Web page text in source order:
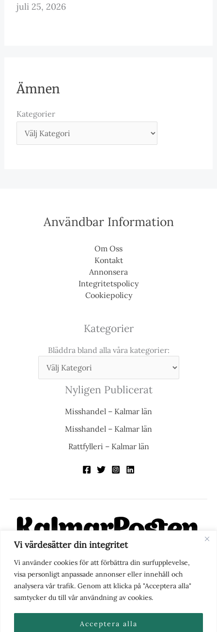
Vi värdesätter din integritet
Vi använder cookies för att förbättra din surfupplevelse,
visa personligt anpassade annonser eller innehåll och
analysera vår trafik. Genom att klicka på "Acceptera alla"
samtycker du till vår användning av cookies.
Acceptera alla
juli 25, 2026
Ämnen
Kategorier
Användbar Information
Om Oss
Kontakt
Annonsera
Integritetspolicy
Cookiepolicy
Kategorier
Bläddra bland alla våra kategorier:
Nyligen Publicerat
Misshandel – Kalmar län
Misshandel – Kalmar län
Rattfylleri – Kalmar län
KalmarPosten är en modern lokalnyhetstidning på nätet. Med
fokus på Kalmarregionen, men också med blick för det större
perspektivet, vill vi vara din självklara kanal för nyheter,
berättelser och engagemang. KalmarPosten grundades 1988 och
fick nya ägare 2025.